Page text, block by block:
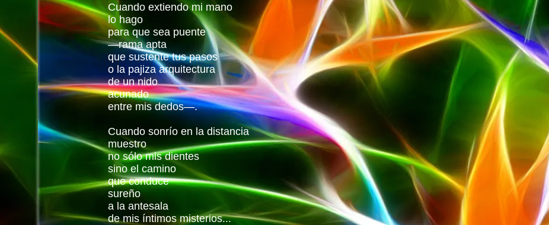
Cuando extiendo mi mano
lo hago
para que sea puente
—rama apta
que sustente tus pasos
o la pajiza arquitectura
de un nido
acunado
entre mis dedos—.
Cuando sonrío en la distancia
muestro
no sólo mis dientes
sino el camino
que conduce
sureño
a la antesala
de mis íntimos misterios...